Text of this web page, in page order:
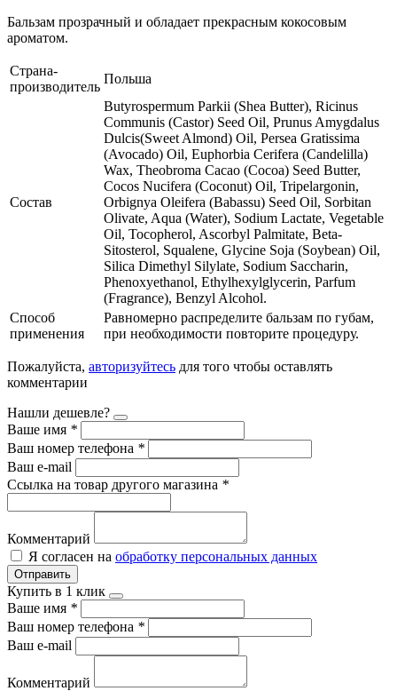
Бальзам прозрачный и обладает прекрасным кокосовым
ароматом.
Страна-
производитель
Польша
Состав
Butyrospermum Parkii (Shea Butter), Ricinus
Communis (Castor) Seed Oil, Prunus Amygdalus
Dulcis(Sweet Almond) Oil, Persea Gratissima
(Avocado) Oil, Euphorbia Cerifera (Candelilla)
Wax, Theobroma Cacao (Cocoa) Seed Butter,
Cocos Nucifera (Coconut) Oil, Tripelargonin,
Orbignya Oleifera (Babassu) Seed Oil, Sorbitan
Olivate, Aqua (Water), Sodium Lactate, Vegetable
Oil, Tocopherol, Ascorbyl Palmitate, Beta-
Sitosterol, Squalene, Glycine Soja (Soybean) Oil,
Silica Dimethyl Silylate, Sodium Saccharin,
Phenoxyethanol, Ethylhexylglycerin, Parfum
(Fragrance), Benzyl Alcohol.
Способ
применения
Равномерно распределите бальзам по губам,
при необходимости повторите процедуру.
Пожалуйста, авторизуйтесь для того чтобы оставлять
комментарии
Нашли дешевле?
Ваше имя *
Ваш номер телефона *
Ваш e-mail
Ссылка на товар другого магазина *
Комментарий
Я согласен на обработку персональных данных
Отправить
Купить в 1 клик
Ваше имя *
Ваш номер телефона *
Ваш e-mail
Комментарий